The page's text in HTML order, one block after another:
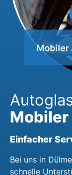
Einfacher
Bei uns in
schnelle